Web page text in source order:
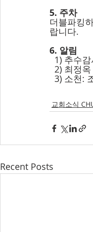
5. 주차
더블파킹
랍니다.
6. 알림
1) 추수
2) 최
3) 소천
교회소식
Recent Posts